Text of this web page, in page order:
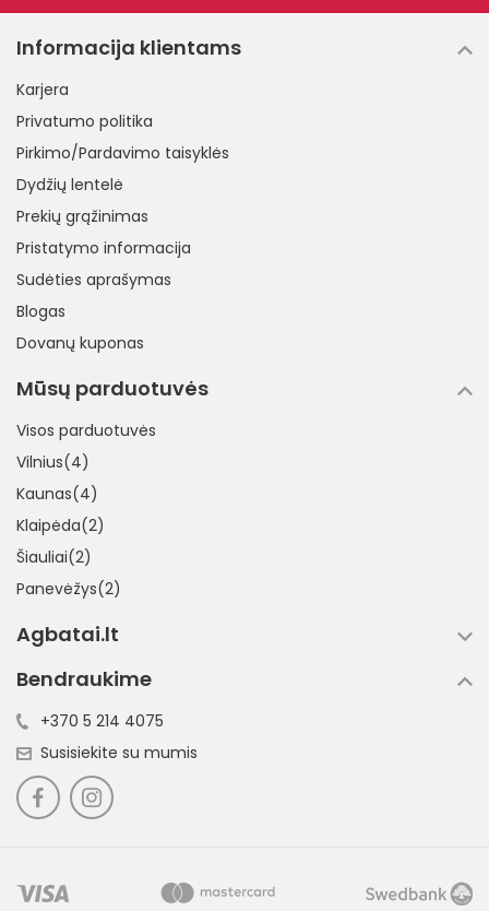
Informacija klientams
Karjera
Privatumo politika
Pirkimo/Pardavimo taisyklės
Dydžių lentelė
Prekių grąžinimas
Pristatymo informacija
Sudėties aprašymas
Blogas
Dovanų kuponas
Mūsų parduotuvės
Visos parduotuvės
Vilnius(4)
Kaunas(4)
Klaipėda(2)
Šiauliai(2)
Panevėžys(2)
Agbatai.lt
Bendraukime
+370 5 214 4075
Susisiekite su mumis